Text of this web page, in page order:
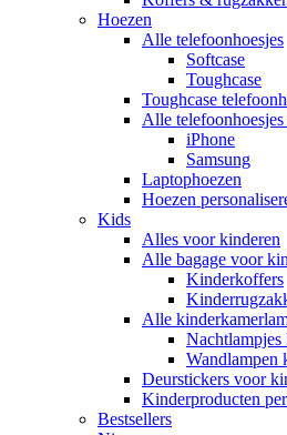
Hoezen
Alle telefoonhoesjes
Softcase
Toughcase
Toughcase
Alle
iPhone
Samsung
Laptophoezen
Hoezen
Kids
Alles voor kinderen
Alle bagage voor
Kinderkoffers
Alle
Nachtlampjes
Wandlampen
Deurstickers voor
Kinderproducten
Bestsellers